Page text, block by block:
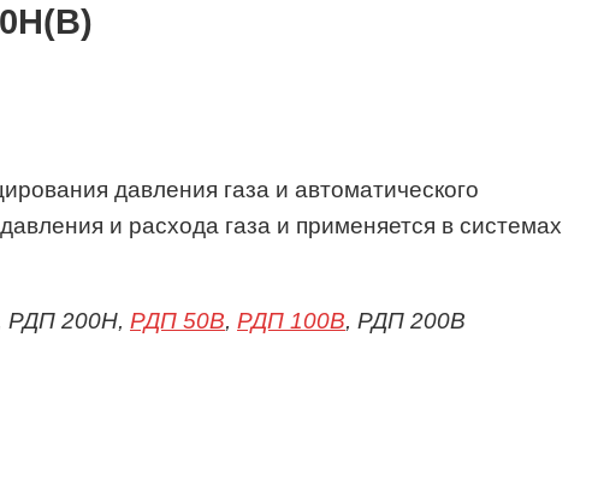
давления газа и автоматического
и расхода газа и применяется в системах
РДП 200Н, РДП 50В, РДП 100В, РДП 200В